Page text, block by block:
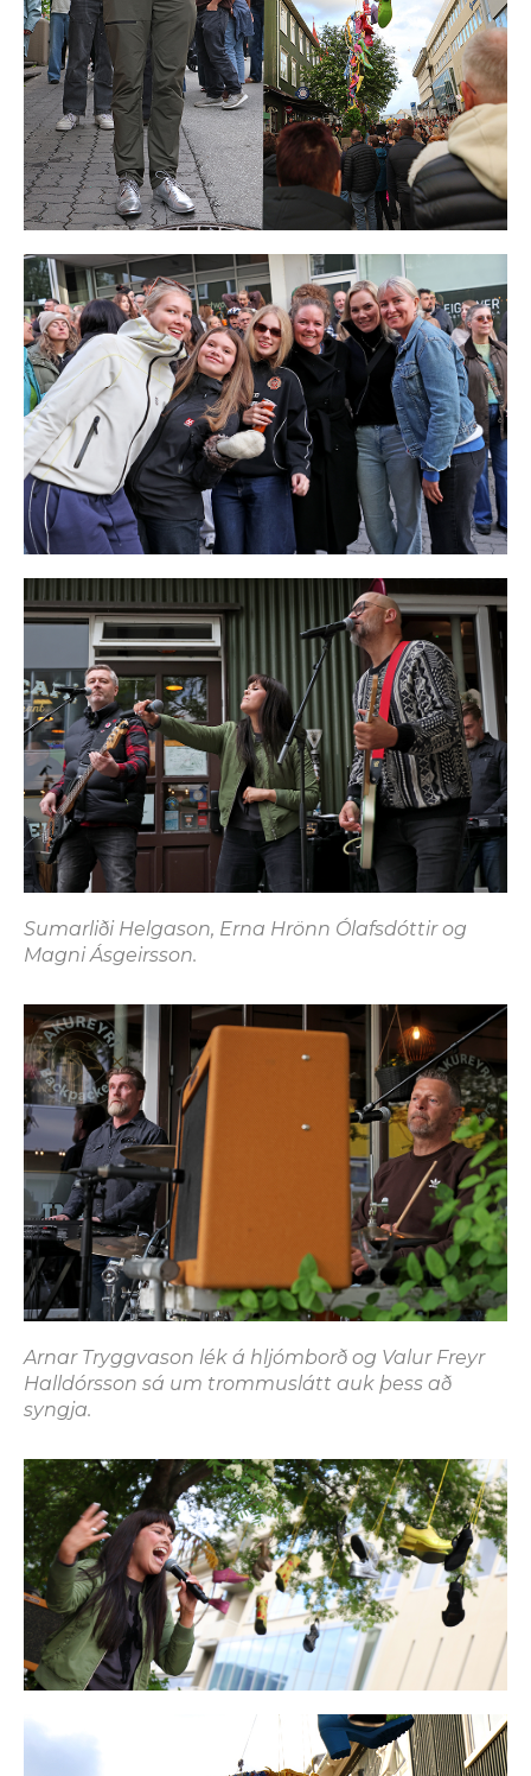
Sumarliði Helgason, Erna Hrönn Ólafsdóttir og
Magni Ásgeirsson.
Arnar Tryggvason lék á hljómborð og Valur Freyr
Halldórsson sá um trommuslátt auk þess að
syngja.